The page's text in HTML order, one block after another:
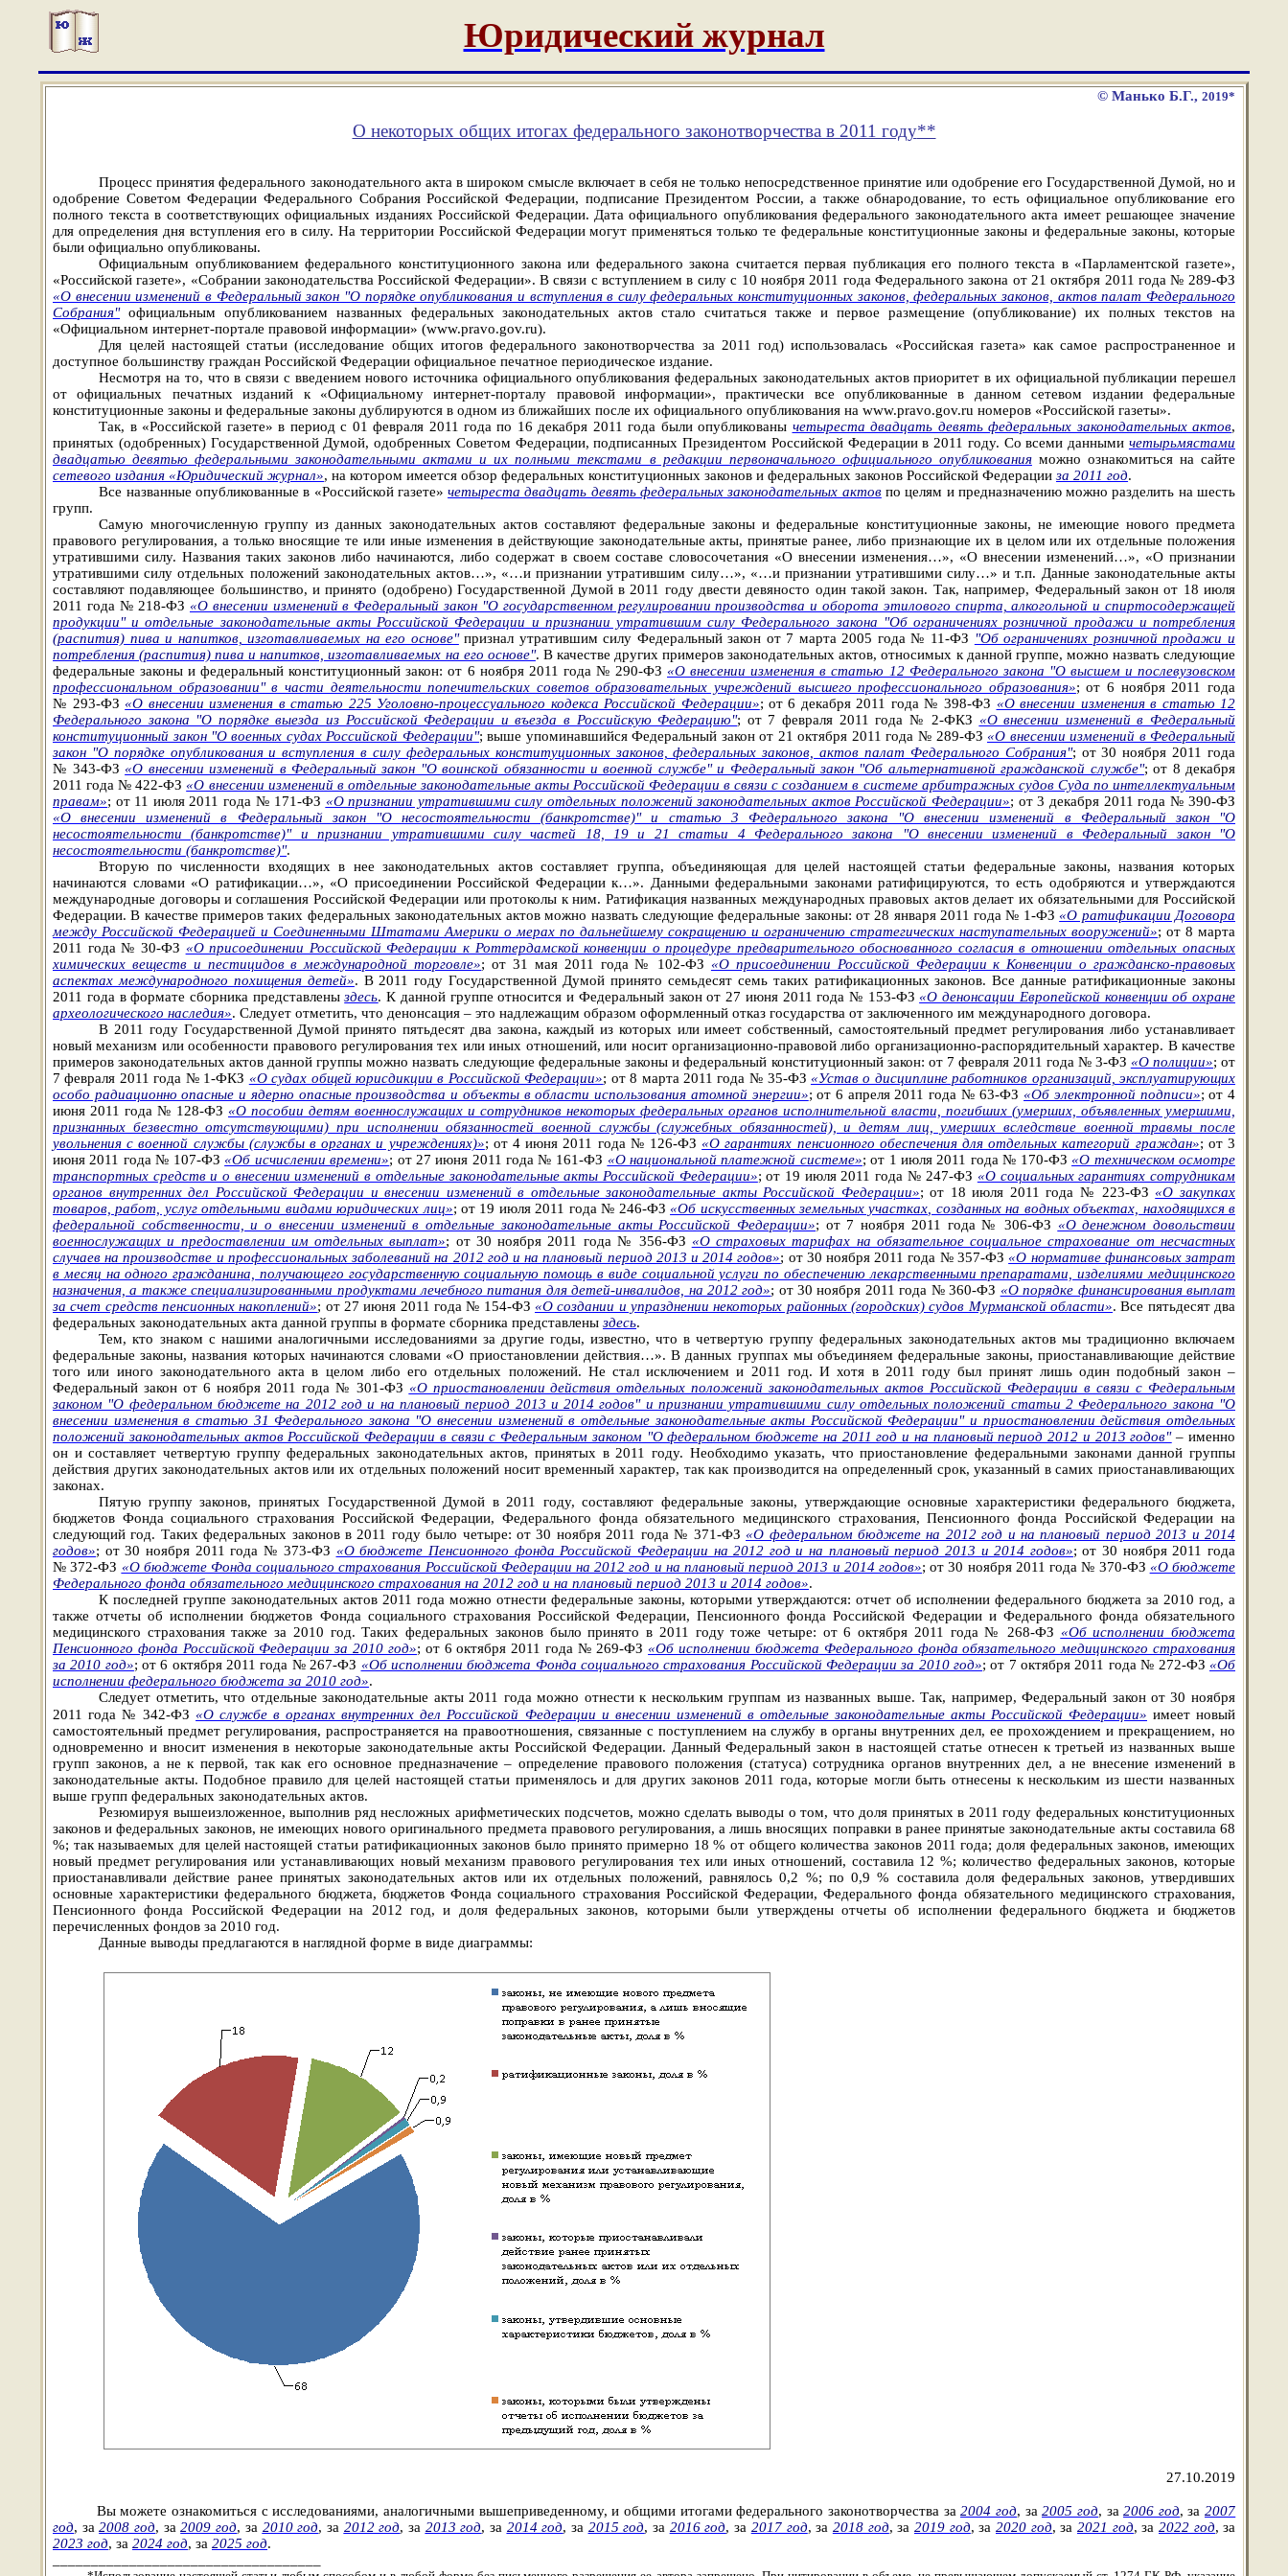
Юридический журнал
© Манько Б.Г., 2019*
О некоторых общих итогах федерального законотворчества в 2011 году**
Процесс принятия федерального законодательного акта в широком смысле включает в себя не только непосредственное принятие или одобрение его Государственной Думой, но и
одобрение Советом Федерации Федерального Собрания Российской Федерации, подписание Президентом России, а также обнародование, то есть официальное опубликование его
полного текста в соответствующих официальных изданиях Российской Федерации. Дата официального опубликования федерального законодательного акта имеет решающее значение
для определения дня вступления его в силу. На территории Российской Федерации могут применяться только те федеральные конституционные законы и федеральные законы, которые
были официально опубликованы.
Официальным опубликованием федерального конституционного закона или федерального закона считается первая публикация его полного текста в «Парламентской газете»,
«Российской газете», «Собрании законодательства Российской Федерации». В связи с вступлением в силу с 10 ноября 2011 года Федерального закона от 21 октября 2011 года № 289-ФЗ
«О внесении изменений в Федеральный закон "О порядке опубликования и вступления в силу федеральных конституционных законов, федеральных законов, актов палат Федерального
Собрания"официальным опубликованием названных федеральных законодательных актов стало считаться также и первое размещение (опубликование) их полных текстов на
«Официальном интернет-портале правовой информации» (www.pravo.gov.ru).
Для целей настоящей статьи (исследование общих итогов федерального законотворчества за 2011 год) использовалась «Российская газета» как самое распространенное и
доступное большинству граждан Российской Федерации официальное печатное периодическое издание.
Несмотря на то, что в связи с введением нового источника официального опубликования федеральных законодательных актов приоритет в их официальной публикации перешел
от официальных печатных изданий к «Официальному интернет-порталу правовой информации», практически все опубликованные в данном сетевом издании федеральные
конституционные законы и федеральные законы дублируются в одном из ближайших после их официального опубликования на www.pravo.gov.ru номеров «Российской газеты».
Так, в «Российской газете» в период с 01 февраля 2011 года по 16 декабря 2011 года были опубликованы четыреста двадцать девять федеральных законодательных актов,
принятых (одобренных) Государственной Думой, одобренных Советом Федерации, подписанных Президентом Российской Федерации в 2011 году. Со всеми данными четырьмястами
двадцатью девятью федеральными законодательными актами и их полными текстами в редакции первоначального официального опубликованияможно ознакомиться на сайте
сетевого издания «Юридический журнал»,на котором имеется обзор федеральных конституционных законов и федеральных законов Российской Федерацииза 2011 год.
Все названные опубликованные в «Российской газете»четыреста двадцать девять федеральных законодательных актов по целям и предназначению можно разделить на шесть
групп.
Самую многочисленную группу из данных законодательных актов составляют федеральные законы и федеральные конституционные законы, не имеющие нового предмета
правового регулирования, а только вносящие те или иные изменения в действующие законодательные акты, принятые ранее, либо признающие их в целом или их отдельные положения
утратившими силу. Названия таких законов либо начинаются, либо содержат в своем составе словосочетания «О внесении изменения…», «О внесении изменений…», «О признании
утратившими силу отдельных положений законодательных актов…», «…и признании утратившим силу…», «…и признании утратившими силу…» и т.п. Данные законодательные акты
составляют подавляющее большинство, и принято (одобрено) Государственной Думой в 2011 году двести девяносто один такой закон. Так, например, Федеральный закон от 18 июля
2011 года № 218-ФЗ«О внесении изменений в Федеральный закон "О государственном регулировании производства и оборота этилового спирта, алкогольной и спиртосодержащей
продукции" и отдельные законодательные акты Российской Федерации и признании утратившим силу Федерального закона "Об ограничениях розничной продажи и потребления
(распития) пива и напитков, изготавливаемых на его основе"признал утратившим силу Федеральный закон от 7 марта 2005 года № 11-ФЗ "Об ограничениях розничной продажи и
потребления (распития) пива и напитков, изготавливаемых на его основе". В качестве других примеров законодательных актов, относимых к данной группе, можно назвать следующие
федеральные законы и федеральный конституционный закон: от 6 ноября 2011 года № 290-ФЗ«О внесении изменения в статью 12 Федерального закона "О высшем и послевузовском
профессиональном образовании" в части деятельности попечительских советов образовательных учреждений высшего профессионального образования»; от 6 ноября 2011 года
№ 293-ФЗ«О внесении изменения в статью 225 Уголовно-процессуального кодекса Российской Федерации»; от 6 декабря 2011 года № 398-ФЗ «О внесении изменения в статью 12
Федерального закона "О порядке выезда из Российской Федерации и въезда в Российскую Федерацию"; от 7 февраля 2011 года № 2-ФКЗ «О внесении изменений в Федеральный
конституционный закон "О военных судах Российской Федерации"; выше упоминавшийся Федеральный закон от 21 октября 2011 года № 289-ФЗ«О внесении изменений в Федеральный
закон "О порядке опубликования и вступления в силу федеральных конституционных законов, федеральных законов, актов палат Федерального Собрания"; от 30 ноября 2011 года
№ 343-ФЗ«О внесении изменений в Федеральный закон "О воинской обязанности и военной службе" и Федеральный закон "Об альтернативной гражданской службе"; от 8 декабря
2011 года № 422-ФЗ«О внесении изменений в отдельные законодательные акты Российской Федерации в связи с созданием в системе арбитражных судов Суда по интеллектуальным
правам»; от 11 июля 2011 года № 171-ФЗ «О признании утратившими силу отдельных положений законодательных актов Российской Федерации»; от 3 декабря 2011 года № 390-ФЗ
«О внесении изменений в Федеральный закон "О несостоятельности (банкротстве)" и статью 3 Федерального закона "О внесении изменений в Федеральный закон "О
несостоятельности (банкротстве)" и признании утратившими силу частей 18, 19 и 21 статьи 4 Федерального закона "О внесении изменений в Федеральный закон "О
несостоятельности (банкротстве)".
Вторую по численности входящих в нее законодательных актов составляет группа, объединяющая для целей настоящей статьи федеральные законы, названия которых
начинаются словами «О ратификации…», «О присоединении Российской Федерации к…». Данными федеральными законами ратифицируются, то есть одобряются и утверждаются
международные договоры и соглашения Российской Федерации или протоколы к ним. Ратификация названных международных правовых актов делает их обязательными для Российской
Федерации. В качестве примеров таких федеральных законодательных актов можно назвать следующие федеральные законы: от 28 января 2011 года № 1-ФЗ«О ратификации Договора
между Российской Федерацией и Соединенными Штатами Америки о мерах по дальнейшему сокращению и ограничению стратегических наступательных вооружений»; от 8 марта
2011 года № 30-ФЗ «О присоединении Российской Федерации к Роттердамской конвенции о процедуре предварительного обоснованного согласия в отношении отдельных опасных
химических веществ и пестицидов в международной торговле»; от 31 мая 2011 года № 102-ФЗ «О присоединении Российской Федерации к Конвенции о гражданско-правовых
аспектах международного похищения детей». В 2011 году Государственной Думой принято семьдесят семь таких ратификационных законов. Все данные ратификационные законы
2011 года в формате сборника представленыздесь. К данной группе относится и Федеральный закон от 27 июня 2011 года № 153-ФЗ«О денонсации Европейской конвенции об охране
археологического наследия». Следует отметить, что денонсация – это надлежащим образом оформленный отказ государства от заключенного им международного договора.
В 2011 году Государственной Думой принято пятьдесят два закона, каждый из которых или имеет собственный, самостоятельный предмет регулирования либо устанавливает
новый механизм или особенности правового регулирования тех или иных отношений, или носит организационно-правовой либо организационно-распорядительный характер. В качестве
примеров законодательных актов данной группы можно назвать следующие федеральные законы и федеральный конституционный закон: от 7 февраля 2011 года № 3-ФЗ «О полиции»; от
7 февраля 2011 года № 1-ФКЗ «О судах общей юрисдикции в Российской Федерации»; от 8 марта 2011 года № 35-ФЗ «Устав о дисциплине работников организаций, эксплуатирующих
особо радиационно опасные и ядерно опасные производства и объекты в области использования атомной энергии»; от 6 апреля 2011 года № 63-ФЗ«Об электронной подписи»; от 4
июня 2011 года № 128-ФЗ«О пособии детям военнослужащих и сотрудников некоторых федеральных органов исполнительной власти, погибших (умерших, объявленных умершими,
признанных безвестно отсутствующими) при исполнении обязанностей военной службы (служебных обязанностей), и детям лиц, умерших вследствие военной травмы после
увольнения с военной службы (службы в органах и учреждениях)»; от 4 июня 2011 года № 126-ФЗ«О гарантиях пенсионного обеспечения для отдельных категорий граждан»; от 3
июня 2011 года № 107-ФЗ«Об исчислении времени»; от 27 июня 2011 года № 161-ФЗ «О национальной платежной системе»; от 1 июля 2011 года № 170-ФЗ«О техническом осмотре
транспортных средств и о внесении изменений в отдельные законодательные акты Российской Федерации»; от 19 июля 2011 года № 247-ФЗ «О социальных гарантиях сотрудникам
органов внутренних дел Российской Федерации и внесении изменений в отдельные законодательные акты Российской Федерации»; от 18 июля 2011 года № 223-ФЗ«О закупках
товаров, работ, услуг отдельными видами юридических лиц»; от 19 июля 2011 года № 246-ФЗ«Об искусственных земельных участках, созданных на водных объектах, находящихся в
федеральной собственности, и о внесении изменений в отдельные законодательные акты Российской Федерации»; от 7 ноября 2011 года № 306-ФЗ «О денежном довольствии
военнослужащих и предоставлении им отдельных выплат»; от 30 ноября 2011 года № 356-ФЗ «О страховых тарифах на обязательное социальное страхование от несчастных
случаев на производстве и профессиональных заболеваний на 2012 год и на плановый период 2013 и 2014 годов»; от 30 ноября 2011 года № 357-ФЗ«О нормативе финансовых затрат
в месяц на одного гражданина, получающего государственную социальную помощь в виде социальной услуги по обеспечению лекарственными препаратами, изделиями медицинского
назначения, а также специализированными продуктами лечебного питания для детей-инвалидов, на 2012 год»; от 30 ноября 2011 года № 360-ФЗ «О порядке финансирования выплат
за счет средств пенсионных накоплений»; от 27 июня 2011 года № 154-ФЗ«О создании и упразднении некоторых районных (городских) судов Мурманской области». Все пятьдесят два
федеральных законодательных акта данной группы в формате сборника представленыздесь.
Тем, кто знаком с нашими аналогичными исследованиями за другие годы, известно, что в четвертую группу федеральных законодательных актов мы традиционно включаем
федеральные законы, названия которых начинаются словами «О приостановлении действия…». В данных группах мы объединяем федеральные законы, приостанавливающие действие
того или иного законодательного акта в целом либо его отдельных положений. Не стал исключением и 2011 год. И хотя в 2011 году был принят лишь один подобный закон –
Федеральный закон от 6 ноября 2011 года № 301-ФЗ «О приостановлении действия отдельных положений законодательных актов Российской Федерации в связи с Федеральным
законом "О федеральном бюджете на 2012 год и на плановый период 2013 и 2014 годов" и признании утратившими силу отдельных положений статьи 2 Федерального закона "О
внесении изменения в статью 31 Федерального закона "О внесении изменений в отдельные законодательные акты Российской Федерации" и приостановлении действия отдельных
положений законодательных актов Российской Федерации в связи с Федеральным законом "О федеральном бюджете на 2011 год и на плановый период 2012 и 2013 годов"– именно
он и составляет четвертую группу федеральных законодательных актов, принятых в 2011 году. Необходимо указать, что приостановление федеральными законами данной группы
действия других законодательных актов или их отдельных положений носит временный характер, так как производится на определенный срок, указанный в самих приостанавливающих
законах.
Пятую группу законов, принятых Государственной Думой в 2011 году, составляют федеральные законы, утверждающие основные характеристики федерального бюджета,
бюджетов Фонда социального страхования Российской Федерации, Федерального фонда обязательного медицинского страхования, Пенсионного фонда Российской Федерации на
следующий год. Таких федеральных законов в 2011 году было четыре: от 30 ноября 2011 года № 371-ФЗ«О федеральном бюджете на 2012 год и на плановый период 2013 и 2014
годов»; от 30 ноября 2011 года № 373-ФЗ «О бюджете Пенсионного фонда Российской Федерации на 2012 год и на плановый период 2013 и 2014 годов»; от 30 ноября 2011 года
№ 372-ФЗ «О бюджете Фонда социального страхования Российской Федерации на 2012 год и на плановый период 2013 и 2014 годов»; от 30 ноября 2011 года № 370-ФЗ «О бюджете
Федерального фонда обязательного медицинского страхования на 2012 год и на плановый период 2013 и 2014 годов».
К последней группе законодательных актов 2011 года можно отнести федеральные законы, которыми утверждаются: отчет об исполнении федерального бюджета за 2010 год, а
также отчеты об исполнении бюджетов Фонда социального страхования Российской Федерации, Пенсионного фонда Российской Федерации и Федерального фонда обязательного
медицинского страхования также за 2010 год. Таких федеральных законов было принято в 2011 году тоже четыре: от 6 октября 2011 года № 268-ФЗ «Об исполнении бюджета
Пенсионного фонда Российской Федерации за 2010 год»; от 6 октября 2011 года № 269-ФЗ«Об исполнении бюджета Федерального фонда обязательного медицинского страхования
за 2010 год»; от 6 октября 2011 года № 267-ФЗ «Об исполнении бюджета Фонда социального страхования Российской Федерации за 2010 год»; от 7 октября 2011 года № 272-ФЗ «Об
исполнении федерального бюджета за 2010 год».
Следует отметить, что отдельные законодательные акты 2011 года можно отнести к нескольким группам из названных выше. Так, например, Федеральный закон от 30 ноября
2011 года № 342-ФЗ«О службе в органах внутренних дел Российской Федерации и внесении изменений в отдельные законодательные акты Российской Федерации» имеет новый
самостоятельный предмет регулирования, распространяется на правоотношения, связанные с поступлением на службу в органы внутренних дел, ее прохождением и прекращением, но
одновременно и вносит изменения в некоторые законодательные акты Российской Федерации. Данный Федеральный закон в настоящей статье отнесен к третьей из названных выше
групп законов, а не к первой, так как его основное предназначение – определение правового положения (статуса) сотрудника органов внутренних дел, а не внесение изменений в
законодательные акты. Подобное правило для целей настоящей статьи применялось и для других законов 2011 года, которые могли быть отнесены к нескольким из шести названных
выше групп федеральных законодательных актов.
Резюмируя вышеизложенное, выполнив ряд несложных арифметических подсчетов, можно сделать выводы о том, что доля принятых в 2011 году федеральных конституционных
законов и федеральных законов, не имеющих нового оригинального предмета правового регулирования, а лишь вносящих поправки в ранее принятые законодательные акты составила 68
%; так называемых для целей настоящей статьи ратификационных законов было принято примерно 18 % от общего количества законов 2011 года; доля федеральных законов, имеющих
новый предмет регулирования или устанавливающих новый механизм правового регулирования тех или иных отношений, составила 12 %; количество федеральных законов, которые
приостанавливали действие ранее принятых законодательных актов или их отдельных положений, равнялось 0,2 %; по 0,9 % составила доля федеральных законов, утвердивших
основные характеристики федерального бюджета, бюджетов Фонда социального страхования Российской Федерации, Федерального фонда обязательного медицинского страхования,
Пенсионного фонда Российской Федерации на 2012 год, и доля федеральных законов, которыми были утверждены отчеты об исполнении федерального бюджета и бюджетов
перечисленных фондов за 2010 год.
Данные выводы предлагаются в наглядной форме в виде диаграммы:
27.10.2019
Вы можете ознакомиться с исследованиями, аналогичными вышеприведенному, и общими итогами федерального законотворчества за2004 год, за2005 год, за2006 год,за2007
год, за2008 год, за2009 год, за 2010 год, за 2012 год, за 2013 год, за 2014 год,за 2015 год,за 2016 год, за 2017 год,за 2018 год,за 2019 год,за2020 год, за2021 год, за2022 год, за
2023 год, за2024 год, за2025 год.